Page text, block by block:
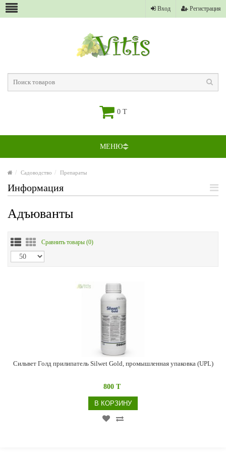
Вход Регистрация
0 T
МЕНЮ
Садоводство Препараты
Информация
Адъюванты
Сравнить товары (0)
Сильвет Голд прилипатель Silwet Gold, промышленная упаковка (UPL)
800 T
В КОРЗИНУ